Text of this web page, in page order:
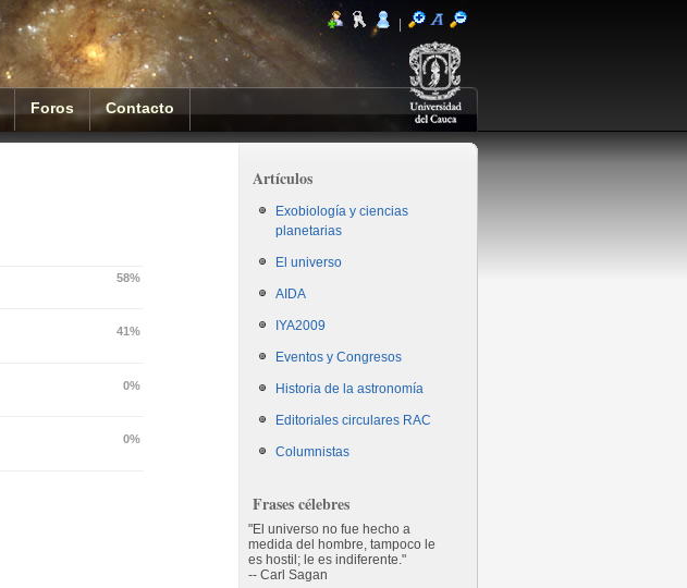
Foros Contacto
58%
41%
0%
0%
Artículos
Exobiología y ciencias
planetarias
El universo
AIDA
IYA2009
Eventos y Congresos
Historia de la astronomía
Editoriales circulares RAC
Columnistas
Frases célebres
El universo no fue hecho a
medida del hombre, tampoco le
es hostil; le es indiferente.
-- Carl Sagan